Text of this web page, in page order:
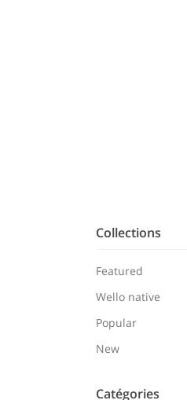
Collections
Featured
Wello native
Popular
New
Catégories